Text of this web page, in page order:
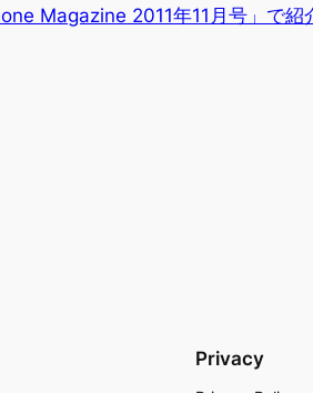
Magazine 2011年11月号」で紹
Privacy